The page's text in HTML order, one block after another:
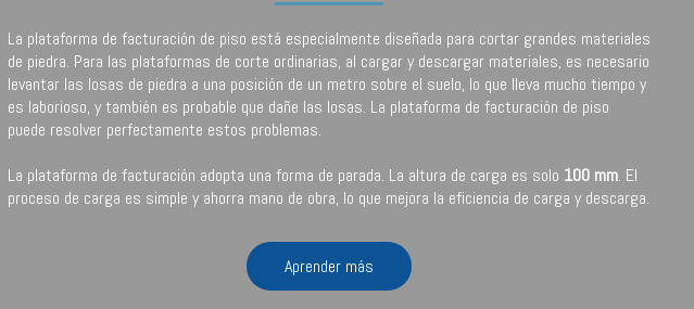
La plataforma de facturación de piso está especialmente diseñada para cortar grandes materiales
de piedra. Para las plataformas de corte ordinarias, al cargar y descargar materiales, es necesario
levantar las losas de piedra a una posición de un metro sobre el suelo, lo que lleva mucho tiempo y
es laborioso, y también es probable que dañe las losas. La plataforma de facturación de piso
puede resolver perfectamente estos problemas.
La plataforma de facturación adopta una forma de parada. La altura de carga es solo 100 mm. El
proceso de carga es simple y ahorra mano de obra, lo que mejora la eficiencia de carga y descarga.
Aprender más